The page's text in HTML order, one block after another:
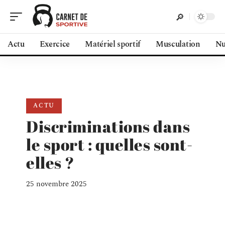
Actu Exercice Matériel sportif Musculation
ACTU
Discriminations dans
le sport : quelles sont-
elles ?
25 novembre 2025